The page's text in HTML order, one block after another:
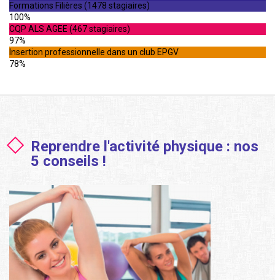
Formations Filières (1478 stagiaires)
100%
CQP ALS AGEE (467 stagiaires)
97%
Insertion professionnelle dans un club EPGV
78%
Reprendre l'activité physique : nos
5 conseils !